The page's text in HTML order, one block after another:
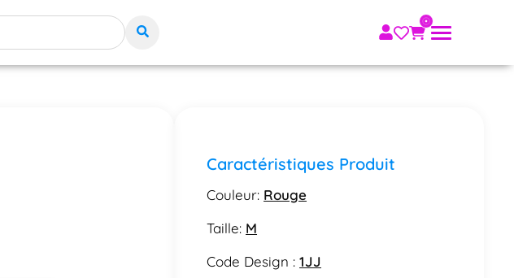
Caractéristiques Produit
Couleur: Rouge
Taille: M
Code Design :1JJ